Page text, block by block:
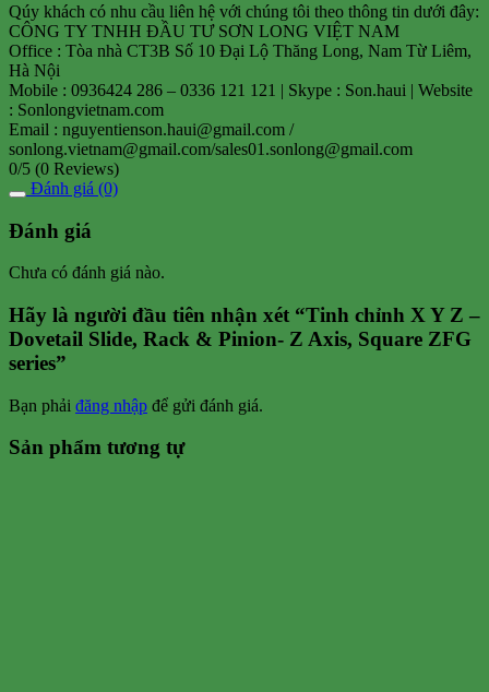
Qúy khách có nhu cầu liên hệ với chúng tôi theo thông tin dưới đây:
CÔNG TY TNHH ĐẦU TƯ SƠN LONG VIỆT NAM
Office : Tòa nhà CT3B Số 10 Đại Lộ Thăng Long, Nam Từ Liêm,
Hà Nội
Mobile : 0936424 286 – 0336 121 121 | Skype : Son.haui | Website
: Sonlongvietnam.com
Email : nguyentienson.haui@gmail.com /
sonlong.vietnam@gmail.com/sales01.sonlong@gmail.com
0/5 (0 Reviews)
Đánh giá (0)
Đánh giá
Chưa có đánh giá nào.
Hãy là người đầu tiên nhận xét “Tinh chỉnh X Y Z –
Dovetail Slide, Rack & Pinion- Z Axis, Square ZFG
series”
Bạn phải đăng nhập để gửi đánh giá.
Sản phẩm tương tự